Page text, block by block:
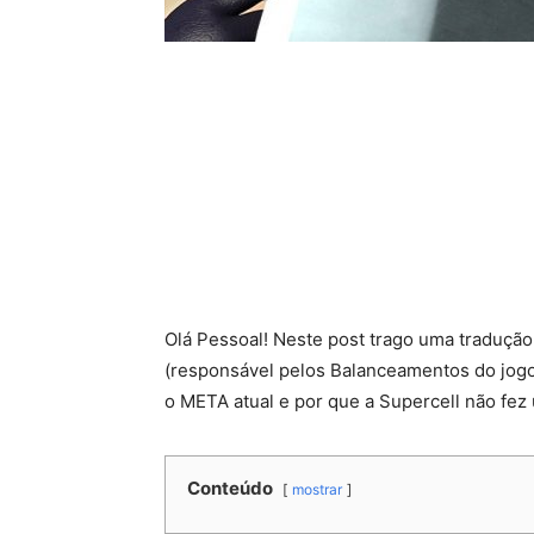
Olá Pessoal! Neste post trago uma
(responsável pelos Balanceamentos do
o META atual e por que a Supercell não
Conteúdo mostrar